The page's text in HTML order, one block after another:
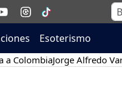
Esoterismo
a ColombiaJorge Alfredo